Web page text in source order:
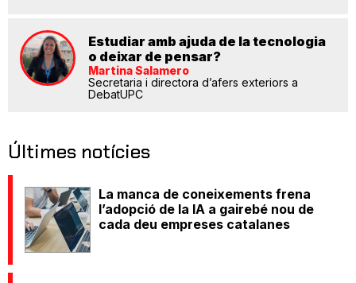
Estudiar amb ajuda de la tecnologia
o deixar de pensar?
Martina Salamero
Secretaria i directora d’afers exteriors a
DebatUPC
Últimes notícies
La manca de coneixements frena
l’adopció de la IA a gairebé nou de
cada deu empreses catalanes